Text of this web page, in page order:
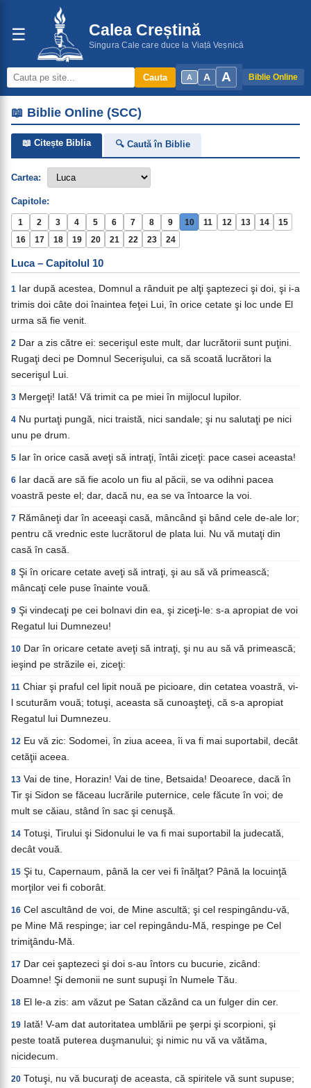
☰ Calea Creștină
Singura Cale care duce la Viață Veșnică
A A A Biblie Online
Cauta
📖 Biblie Online (SCC)
📖 Citește Biblia 🔍 Caută în Biblie
Cartea:
Capitole:
1 2 3 4 5 6 7 8 9 10 11 12 13 14
15
16
17 18 19 20 21 22 23 24
Luca – Capitolul 10
1 Iar după acestea, Domnul a rânduit pe alţi şaptezeci şi doi, şi i-a
trimis doi câte doi înaintea feţei Lui, în orice cetate şi loc unde El
urma să fie venit.
2 Dar a zis către ei: secerişul este mult, dar lucrătorii sunt puţini.
Rugaţi deci pe Domnul Secerişului, ca să scoată lucrători la
secerişul Lui.
3 Mergeţi! Iată! Vă trimit ca pe miei în mijlocul lupilor.
4 Nu purtaţi pungă, nici traistă, nici sandale; şi nu salutaţi pe nici
unu pe drum.
5 Iar în orice casă aveţi să intraţi, întâi ziceţi: pace casei aceasta!
6 Iar dacă are să fie acolo un fiu al păcii, se va odihni pacea
voastră peste el; dar, dacă nu, ea se va întoarce la voi.
7 Rămâneţi dar în aceeaşi casă, mâncând şi bând cele de-ale lor;
pentru că vrednic este lucrătorul de plata lui. Nu vă mutaţi din
casă în casă.
8 Şi în oricare cetate aveţi să intraţi, şi au să vă primească;
mâncaţi cele puse înainte vouă.
9 Şi vindecaţi pe cei bolnavi din ea, şi ziceţi-le: s-a apropiat de voi
Regatul lui Dumnezeu!
10 Dar în oricare cetate aveţi să intraţi, şi nu au să vă primească;
ieşind pe străzile ei, ziceţi:
11 Chiar şi praful cel lipit nouă pe picioare, din cetatea voastră, vi-
l scuturăm vouă; totuşi, aceasta să cunoaşteţi, că s-a apropiat
Regatul lui Dumnezeu.
12 Eu vă zic: Sodomei, în ziua aceea, îi va fi mai suportabil, decât
cetăţii aceea.
13 Vai de tine, Horazin! Vai de tine, Betsaida! Deoarece, dacă în
Tir şi Sidon se făceau lucrările puternice, cele făcute în voi; de
mult se căiau, stând în sac şi cenuşă.
14 Totuşi, Tirului şi Sidonului le va fi mai suportabil la judecată,
decât vouă.
15 Şi tu, Capernaum, până la cer vei fi înălţat? Până la locuinţă
morţilor vei fi coborât.
16 Cel ascultând de voi, de Mine ascultă; şi cel respingându-vă,
pe Mine Mă respinge; iar cel repingându-Mă, respinge pe Cel
trimiţându-Mă.
17 Dar cei şaptezeci şi doi s-au întors cu bucurie, zicând:
Doamne! Şi demonii ne sunt supuşi în Numele Tău.
18 El le-a zis: am văzut pe Satan căzând ca un fulger din cer.
19 Iată! V-am dat autoritatea umblării pe şerpi şi scorpioni, şi
peste toată puterea duşmanului; şi nimic nu vă va vătăma,
nicidecum.
20 Totuşi, nu vă bucuraţi de aceasta, că spiritele vă sunt supuse;